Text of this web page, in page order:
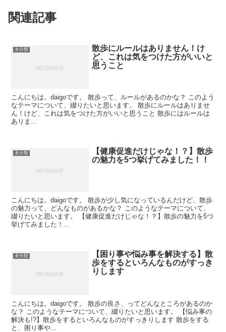
関連記事
未分類
散歩にルールはありません！け
ど、これは気をつけた方がいいと
思うこと
こんにちは。daigoです。 散歩って、ルールがあるのかな？ このよう
なテーマについて、綴りたいと思います。 散歩にルールはありませ
ん！けど、これは気をつけた方がいいと思うこと 散歩にはルールは
ありま...
未分類
【健康促進だけじゃな！？】散歩
の魅力を5つ挙げてみました！！
こんにちは。daigoです。 散歩が少し気になっているんだけど、散歩
の魅力って、どんなものがあるかな？ このようなテーマについて、
綴りたいと思います。 【健康促進だけじゃな！？】散歩の魅力を5つ
挙げてみました！...
未分類
【困り事や悩み事を解決する】散
歩をするといろんなものがすっき
りします
こんにちは。daigoです。 散歩の良さ、ってどんなところがあるのか
な？ このようなテーマについて、綴りたいと思います。 【悩み事の
解決も!?】散歩をするといろんなものがすっきりします 散歩をする
と、困り事や...